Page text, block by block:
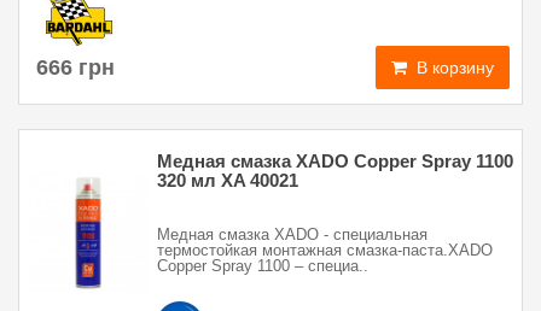
666 грн В корзину
Медная смазка XADO Copper Spray 1100
320 мл XA 40021
Медная смазка XADO - специальная
термостойкая монтажная смазка-паста.XADO
Copper Spray 1100 – специа..